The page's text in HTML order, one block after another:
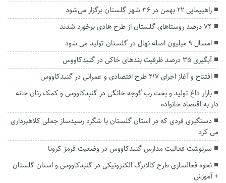
راهپیمایی ۲۲ بهمن در ۳۶ شهر گلستان برگزار می‌شود
۷۴ درصد روستاهای گلستان از طرح هادی برخورد شدند
امسال ۹ میلیون اصله نهال در گلستان تولید می شود
آبگیری ۳۵ درصد ظرفیت بند‌های خاکی در گنبدکاووس
افتتاح و آغاز اجرای ۲۱۷ طرح اقتصادی و عمرانی در گنبدکاووس
بازار داغ تولید و پخت رب گوجه خانگی در گنبدکاووس و کمک زنان خانه
دار به اقتصاد خانواده
دستگیری فردی که در استان گلستان با شگرد رسیدساز جعلی کلاهبرداری
می کرد
سرنوشت فعالیت مدارس گنبدکاووس در وضعیت قرمز کرونا
نحوه فعالسازی طرح کالابرگ الکترونیکی در گنبدکاووس و استان گلستان
+ آموزش